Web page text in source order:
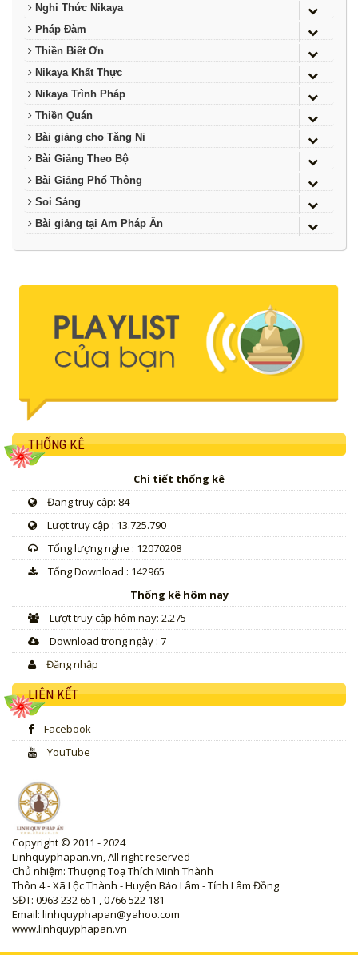
Nghi Thức Nikaya
Pháp Đàm
Thiền Biết Ơn
Nikaya Khất Thực
Nikaya Trình Pháp
Thiền Quán
Bài giảng cho Tăng Ni
Bài Giảng Theo Bộ
Bài Giảng Phổ Thông
Soi Sáng
Bài giảng tại Am Pháp Ấn
THỐNG KÊ
Chi tiết thống kê
Đang truy cập: 84
Lượt truy cập : 13.725.790
Tổng lượng nghe : 12070208
Tổng Download : 142965
Thống kê hôm nay
Lượt truy cập hôm nay: 2.275
Download trong ngày : 7
Đăng nhập
LIÊN KẾT
Facebook
YouTube
Copyright © 2011 - 2024
Linhquyphapan.vn, All right reserved
Chủ nhiệm: Thượng Toạ Thích Minh Thành
Thôn 4 - Xã Lộc Thành - Huyện Bảo Lâm - Tỉnh Lâm Đồng
SĐT: 0963 232 651 , 0766 522 181
Email: linhquyphapan@yahoo.com
www.linhquyphapan.vn